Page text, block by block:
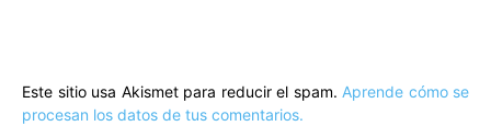
Este sitio usa Akismet para reducir el spam. Aprende cómo se
procesan los datos de tus comentarios.